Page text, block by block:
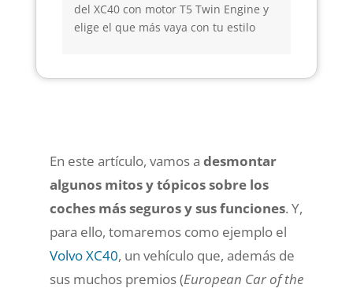
del XC40 con motor T5 Twin Engine y
elige el que más vaya con tu estilo
En este artículo, vamos a desmontar
algunos mitos y tópicos sobre los
coches más seguros y sus funciones. Y,
para ello, tomaremos como ejemplo el
Volvo XC40, un vehículo que, además de
sus muchos premios (European Car of the